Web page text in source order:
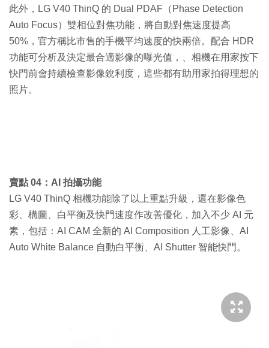
此外，LG V40 ThinQ 的 Dual PDAF（Phase Detection
Auto Focus）雙相位對焦功能，將自動對焦速度提高
50%，官方稱比市售的手機平均速度的快兩倍。配合 HDR
功能可分析及決定最合適影像的曝光值，、相機在用家按下
快門前會持續檢查影像銳利度，這些都有助用家拍得理想的
照片。
賣點 04：AI 拍攝功能
LG V40 ThinQ 相機功能除了以上重點升級，還在影像色
彩、構圖、白平衡及快門速度作改善優化，加入不少 AI 元
素，包括：AI CAM 全新的 AI Composition 人工影像、AI
Auto White Balance 自動白平衡、AI Shutter 智能快門。